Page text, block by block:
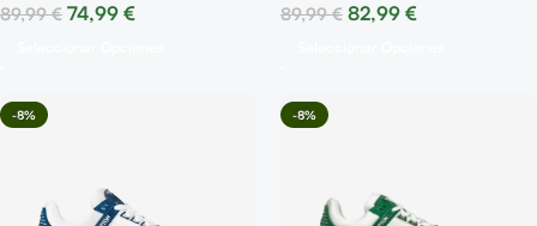
89,99€ 74,99 € 89,99€ 82,99 €
-8% -8%